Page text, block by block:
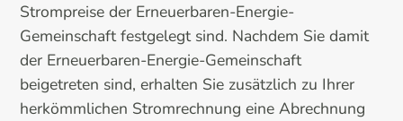
Strompreise der Erneuerbaren-Energie-
Gemeinschaft festgelegt sind. Nachdem Sie damit
der Erneuerbaren-Energie-Gemeinschaft
beigetreten sind, erhalten Sie zusätzlich zu Ihrer
herkömmlichen Stromrechnung eine Abrechnung